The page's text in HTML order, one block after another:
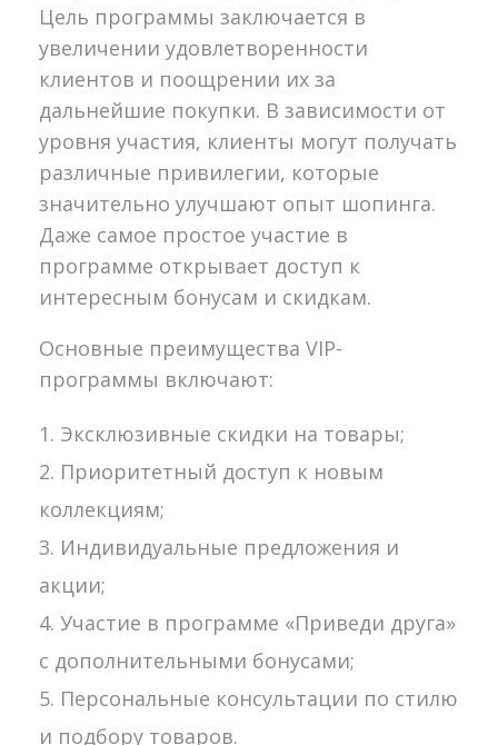
Цель программы заключается в
увеличении удовлетворенности
клиентов и поощрении их за
дальнейшие покупки. В зависимости от
уровня участия, клиенты могут получать
различные привилегии, которые
значительно улучшают опыт шопинга.
Даже самое простое участие в
программе открывает доступ к
интересным бонусам и скидкам.
Основные преимущества VIP-
программы включают:
Эксклюзивные скидки на товары;
Приоритетный доступ к новым
коллекциям;
Индивидуальные предложения и
акции;
Участие в программе «Приведи друга»
с дополнительными бонусами;
Персональные консультации по стилю
и подбору товаров.